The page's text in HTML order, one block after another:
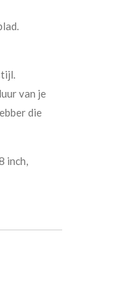
van je
die
inch,